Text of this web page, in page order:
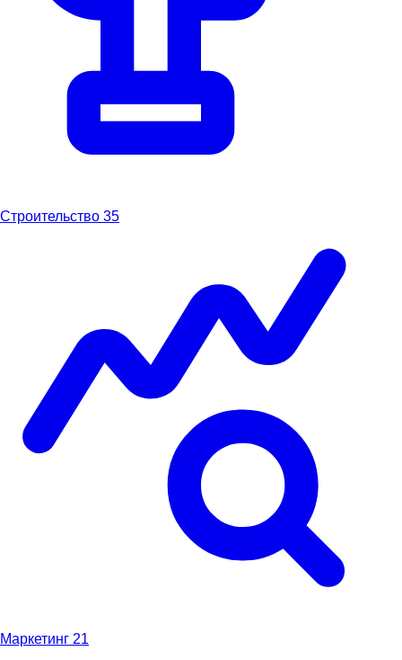
Строительство 35
Маркетинг 21